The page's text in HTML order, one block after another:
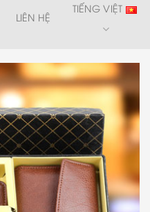
LIÊN HỆ
TIẾNG VIỆT